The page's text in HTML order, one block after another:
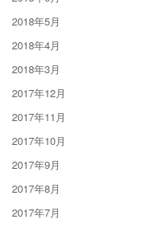
2018年5月
2018年4月
2018年3月
2017年12月
2017年11月
2017年10月
2017年9月
2017年8月
2017年7月